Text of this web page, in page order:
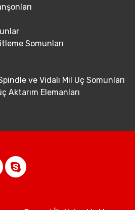
Somunları
ve Vidalı Mil Uç Somunları
Aktarım Elemanları